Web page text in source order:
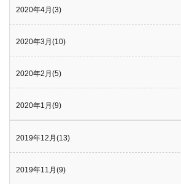
2020年4月(3)
2020年3月(10)
2020年2月(5)
2020年1月(9)
2019年12月(13)
2019年11月(9)